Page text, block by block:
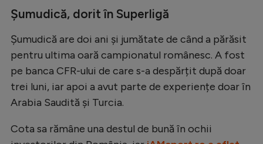
Tenis
Handbal
Natație
Formula 1
Șumudică, dorit în Superligă
Șumudică are doi ani și jumătate de când a părăsit
pentru ultima oară campionatul românesc. A fost
pe banca CFR-ului de care s-a despărțit după doar
trei luni, iar apoi a avut parte de experiențe doar în
Arabia Saudită și Turcia.
Cota sa rămâne una destul de bună în ochii